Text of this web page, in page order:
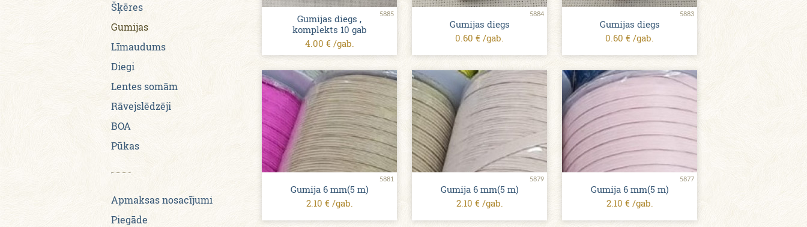
Šķēres
Gumijas
Līmaudums
Diegi
Lentes somām
Rāvejslēdzēji
BOA
Pūkas
Apmaksas nosacījumi
Piegāde
5885
Gumijas diegs ,
komplekts 10 gab
4.00 € /gab.
5884
Gumijas diegs
0.60 € /gab.
5883
Gumijas diegs
0.60 € /gab.
5881
Gumija 6 mm(5 m)
2.10 € /gab.
5879
Gumija 6 mm(5 m)
2.10 € /gab.
5877
Gumija 6 mm(5 m)
2.10 € /gab.